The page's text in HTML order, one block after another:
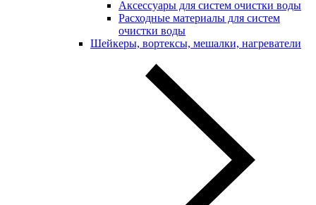
Аксессуары для систем очистки воды
Расходные материалы для систем
очистки воды
Шейкеры, вортексы, мешалки, нагреватели